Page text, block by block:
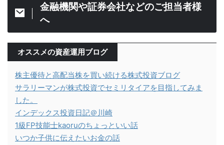
金融機関や証券会社などのご担当者様
へ
オススメの資産運用ブログ
株主優待と高配当株を買い続ける株式投資ブログ
サラリーマンが株式投資でセミリタイアを目指してみま
した。
インデックス投資日記＠川崎
1級FP技能士kaoruのちょっといい話
いつか子供に伝えたいお金の話